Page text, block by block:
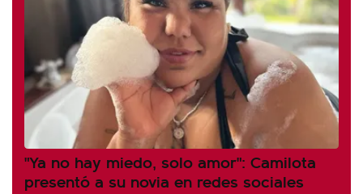
"Ya no hay miedo, solo amor": Camilota
presentó a su novia en redes sociales